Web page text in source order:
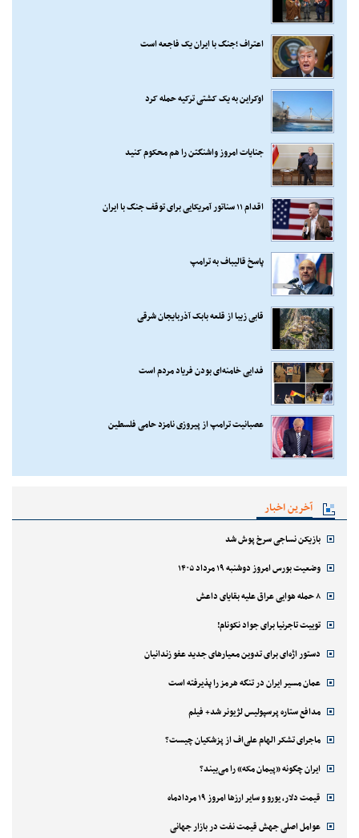
اعتراف ؛جنگ با ایران یک فاجعه است
اوکراین به یک کشتی ترکیه حمله کرد
جنایات امروز واشنگتن را هم محکوم کنید
اقدام ۱۱ سناتور آمریکایی برای توقف جنگ با ایران
پاسخ قالیباف به ترامپ
قابی زیبا از قلعه بابک آذربایجان شرقی
فدایی خامنه‌ای بودن فریاد مردم است
عصبانیت ترامپ از پیروزی نامزد حامی فلسطین
آخرین اخبار
بازیکن نساجی سرخ پوش شد
وضعیت بورس امروز دوشنبه ۱۹ مرداد ۱۴۰۵
۸ حمله هوایی عراق علیه بقایای داعش
توییت تاجرنیا برای جواد نکونام!
دستور اژه‌ای برای تدوین معیارهای جدید عفو زندانیان
عمان مسیر ایران در تنگه هرمز را پذیرفته است
مدافع ستاره پرسپولیس لژیونر شد+ فیلم
ماجرای تشکر الهام علی‌اف از پزشکیان چیست؟
ایران چگونه «پیمان مکه» را می‌بیند؟
قیمت دلار، یورو و سایر ارزها امروز ۱۹ مردادماه
عوامل اصلی جهش قیمت نفت در بازار جهانی